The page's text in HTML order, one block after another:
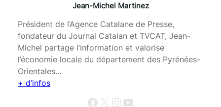
Jean-Michel Martinez
Président de l’Agence Catalane de Presse,
fondateur du Journal Catalan et TVCAT, Jean-
Michel partage l’information et valorise
l’économie locale du département des Pyrénées-
Orientales…
+ d’infos
Facebook X Instagram YouTube